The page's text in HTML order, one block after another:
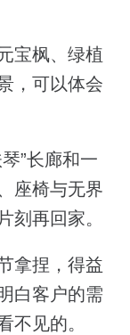
宝枫、绿植
，可以体会
”长廊和一
座椅与无界
刻再回家。
拿捏，得益
白客户的需
不见的。